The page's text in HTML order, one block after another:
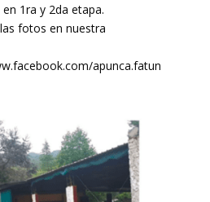
1ra y 2da etapa.
fotos en nuestra
apunca.fatun